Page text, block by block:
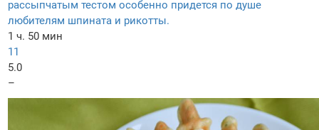
рассыпчатым тестом особенно придется по душе
любителям шпината и рикотты.
1 ч. 50 мин
11
5.0
–